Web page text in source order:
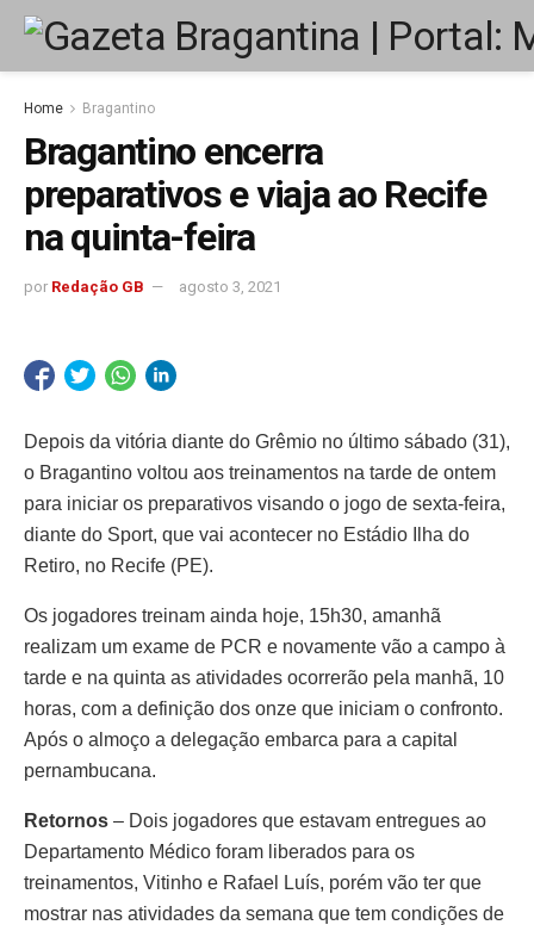
Home Bragantino
Bragantino encerra
preparativos e viaja ao Recife
na quinta-feira
por Redação GB agosto 3, 2021
Depois da vitória diante do Grêmio no último sábado (31),
o Bragantino voltou aos treinamentos na tarde de ontem
para iniciar os preparativos visando o jogo de sexta-feira,
diante do Sport, que vai acontecer no Estádio Ilha do
Retiro, no Recife (PE).
Os jogadores treinam ainda hoje, 15h30, amanhã
realizam um exame de PCR e novamente vão a campo à
tarde e na quinta as atividades ocorrerão pela manhã, 10
horas, com a definição dos onze que iniciam o confronto.
Após o almoço a delegação embarca para a capital
pernambucana.
Retornos – Dois jogadores que estavam entregues ao
Departamento Médico foram liberados para os
treinamentos, Vitinho e Rafael Luís, porém vão ter que
mostrar nas atividades da semana que tem condições de